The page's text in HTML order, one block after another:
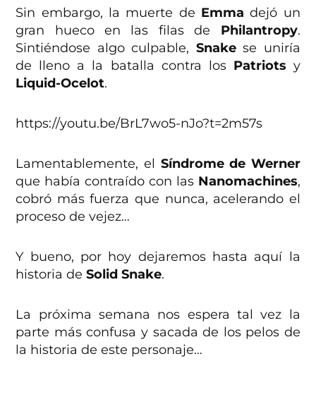
Sin embargo, la muerte de Emma dejó un
gran hueco en las filas de Philantropy.
Sintiéndose algo culpable, Snakese uniría
de lleno a la batalla contra los Patriots y
Liquid-Ocelot.
https://youtu.be/BrL7wo5-nJo?t=2m57s
Lamentablemente, el Síndrome de Werner
que había contraído con las Nanomachines,
cobró más fuerza que nunca, acelerando el
proceso de vejez…
Y bueno, por hoy dejaremos hasta aquí la
historia deSolid Snake.
La próxima semana nos espera tal vez la
parte más confusa y sacada de los pelos de
la historia de este personaje…